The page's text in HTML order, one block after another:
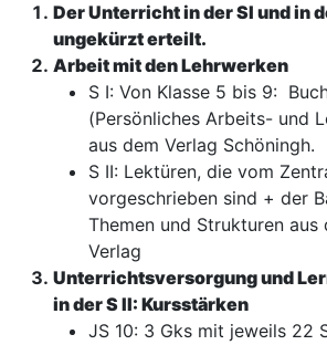
Der Unterricht in der SI und in
ungekürzt erteilt.
Arbeit mit den Lehrwerken
S I: Von Klasse 5 bis 9:
(Persönliches Arbeits- und
aus dem Verlag Schöningh.
S II: Lektüren, die vom
vorgeschrieben sind + der
Themen und Strukturen aus
Verlag
Unterrichtsversorgung und
in der S II: Kursstärken
JS 10: 3 Gks mit jeweils 22